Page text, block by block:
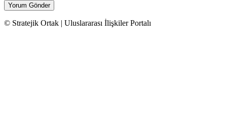
© Stratejik Ortak | Uluslararası İlişkiler Portalı